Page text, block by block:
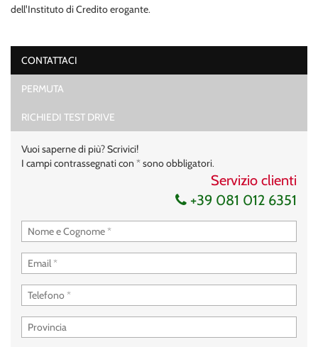
Ho letto e accetto
Invia la tua richiesta
dell'Instituto di Credito erogante.
CONTATTACI
PERMUTA
RICHIEDI TEST DRIVE
Vuoi saperne di più? Scrivici!
I campi contrassegnati con * sono obbligatori.
Servizio clienti
+39 081 012 6351